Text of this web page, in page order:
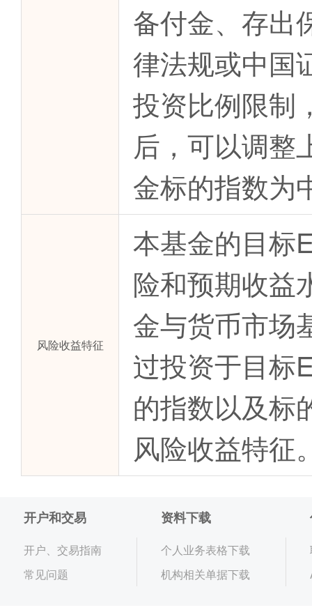
备付金、存出
律法规或中国
投资比例限制
后，可以调整
金标的指数为
风险收益特征
本基金的目标
险和预期收益
金与货币市场
过投资于目标
的指数以及标
风险收益特征
开户和交易
开户、交易指南
常见问题
资料下载
个人业务表格下载
机构相关单据下载